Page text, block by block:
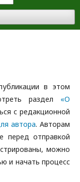
в этом
раздел «О
с редакционной
автора. Авторам
перед отправкой
можно
и начать процесс